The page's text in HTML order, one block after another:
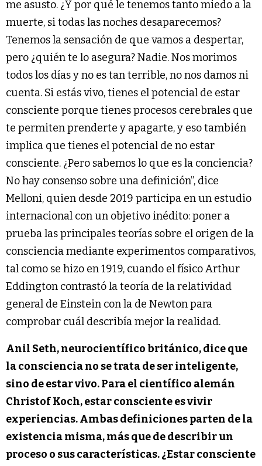
me asusto. ¿Y por qué le tenemos tanto miedo a la
muerte, si todas las noches desaparecemos?
Tenemos la sensación de que vamos a despertar,
pero ¿quién te lo asegura? Nadie. Nos morimos
todos los días y no es tan terrible, no nos damos ni
cuenta. Si estás vivo, tienes el potencial de estar
consciente porque tienes procesos cerebrales que
te permiten prenderte y apagarte, y eso también
implica que tienes el potencial de no estar
consciente. ¿Pero sabemos lo que es la conciencia?
No hay consenso sobre una definición”, dice
Melloni, quien desde 2019 participa en un estudio
internacional con un objetivo inédito: poner a
prueba las principales teorías sobre el origen de la
consciencia mediante experimentos comparativos,
tal como se hizo en 1919, cuando el físico Arthur
Eddington contrastó la teoría de la relatividad
general de Einstein con la de Newton para
comprobar cuál describía mejor la realidad.
Anil Seth, neurocientífico británico, dice que
la consciencia no se trata de ser inteligente,
sino de estar vivo. Para el científico alemán
Christof Koch, estar consciente es vivir
experiencias. Ambas definiciones parten de la
existencia misma, más que de describir un
proceso o sus características. ¿Estar consciente